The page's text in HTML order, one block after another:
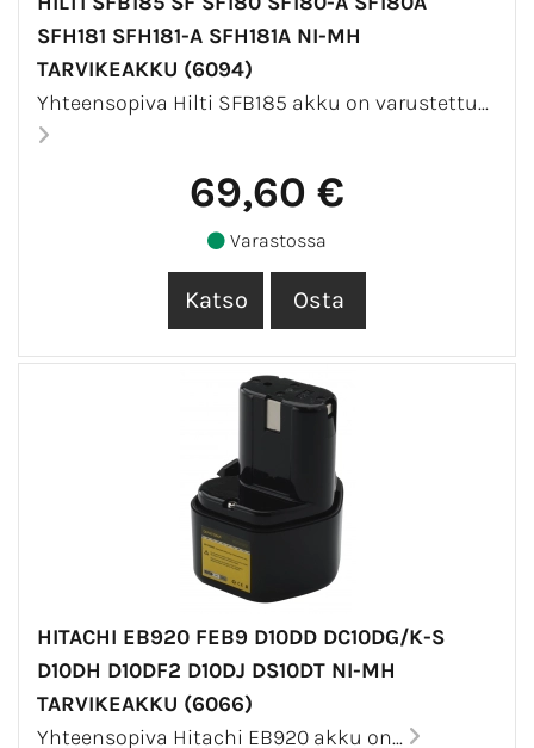
SFH181 SFH181-A SFH181A NI-MH
TARVIKEAKKU (6094)
Yhteensopiva Hilti SFB185 akku on varustettu...
69,60 €
Varastossa
HITACHI EB920 FEB9 D10DD DC10DG/K-S
D10DH D10DF2 D10DJ DS10DT NI-MH
TARVIKEAKKU (6066)
Yhteensopiva Hitachi EB920 akku on...